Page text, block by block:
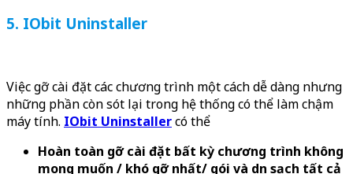
5. IObit Uninstaller
Việc gỡ cài đặt các chương trình một cách dễ dàng nhưng
những phần còn sót lại trong hệ thống có thể làm chậm
máy tính. IObit Uninstallercó thể
Hoàn toàn gỡ cài đặt bất kỳ chương trình không
mong muốn / khó gỡ nhất/ gói và dọn sạch tất cả